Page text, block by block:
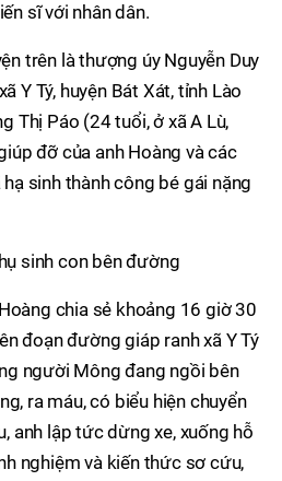
sĩ với nhân dân.
trên là thượng úy Nguyễn Duy
Y Tý, huyện Bát Xát, tỉnh Lào
Thị Páo (24 tuổi, ở xã A Lù,
đỡ của anh Hoàng và các
sinh thành công bé gái nặng
sinh con bên đường
chia sẻ khoảng 16 giờ 30
đoạn đường giáp ranh xã Y Tý
người Mông đang ngồi bên
ra máu, có biểu hiện chuyển
anh lập tức dừng xe, xuống hỗ
nghiệm và kiến thức sơ cứu,